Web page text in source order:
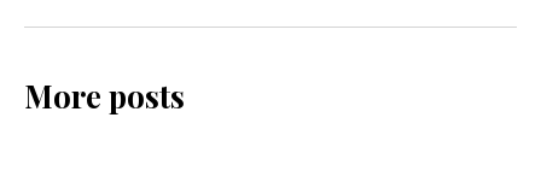
More posts